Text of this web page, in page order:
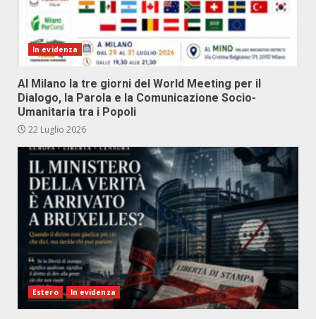
In evidenza
Al Milano la tre giorni del World Meeting per il
Dialogo, la Parola e la Comunicazione Socio-
Umanitaria tra i Popoli
22 Luglio 2026
Estero In evidenza